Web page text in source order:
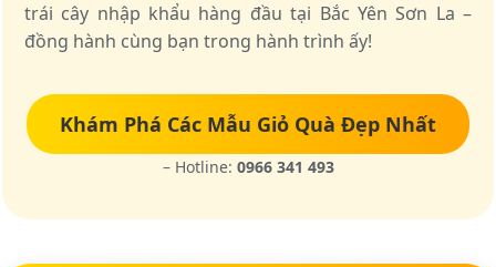
trái cây nhập khẩu hàng đầu tại Bắc Yên Sơn La –
đồng hành cùng bạn trong hành trình ấy!
Khám Phá Các Mẫu Giỏ Quà Đẹp Nhất
– Hotline: 0966 341 493